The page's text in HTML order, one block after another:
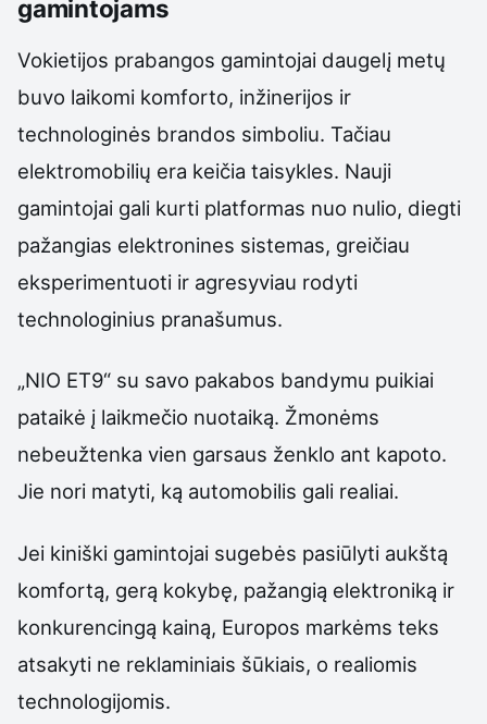
gamintojams
Vokietijos prabangos gamintojai daugelį metų
buvo laikomi komforto, inžinerijos ir
technologinės brandos simboliu. Tačiau
elektromobilių era keičia taisykles. Nauji
gamintojai gali kurti platformas nuo nulio, diegti
pažangias elektronines sistemas, greičiau
eksperimentuoti ir agresyviau rodyti
technologinius pranašumus.
„NIO ET9“ su savo pakabos bandymu puikiai
pataikė į laikmečio nuotaiką. Žmonėms
nebeužtenka vien garsaus ženklo ant kapoto.
Jie nori matyti, ką automobilis gali realiai.
Jei kiniški gamintojai sugebės pasiūlyti aukštą
komfortą, gerą kokybę, pažangią elektroniką ir
konkurencingą kainą, Europos markėms teks
atsakyti ne reklaminiais šūkiais, o realiomis
technologijomis.